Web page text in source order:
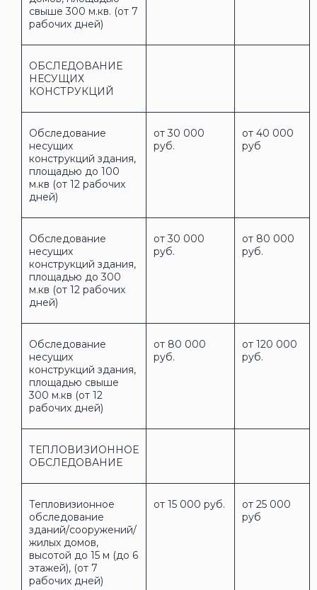
свыше 300 м.кв. (от 7
рабочих дней)
ОБСЛЕДОВАНИЕ
НЕСУЩИХ
КОНСТРУКЦИЙ
Обследование
несущих
конструкций здания,
площадью до 100
м.кв (от 12 рабочих
дней)
от 30 000
руб.
от 40 000
руб
Обследование
несущих
конструкций здания,
площадью до 300
м.кв (от 12 рабочих
дней)
от 30 000
руб.
от 80 000
руб.
Обследование
несущих
конструкций здания,
площадью свыше
300 м.кв (от 12
рабочих дней)
от 80 000
руб.
от 120 000
руб.
ТЕПЛОВИЗИОННОЕ
ОБСЛЕДОВАНИЕ
Тепловизионное
обследование
зданий/сооружений/
жилых домов,
высотой до 15 м (до 6
этажей), (от 7
рабочих дней)
от 15 000 руб.
от 25 000
руб